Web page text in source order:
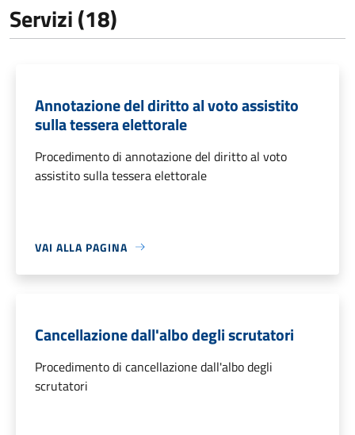
Servizi (18)
Annotazione del diritto al voto assistito
sulla tessera elettorale
Procedimento di annotazione del diritto al voto
assistito sulla tessera elettorale
VAI ALLA PAGINA
Cancellazione dall'albo degli scrutatori
Procedimento di cancellazione dall'albo degli
scrutatori